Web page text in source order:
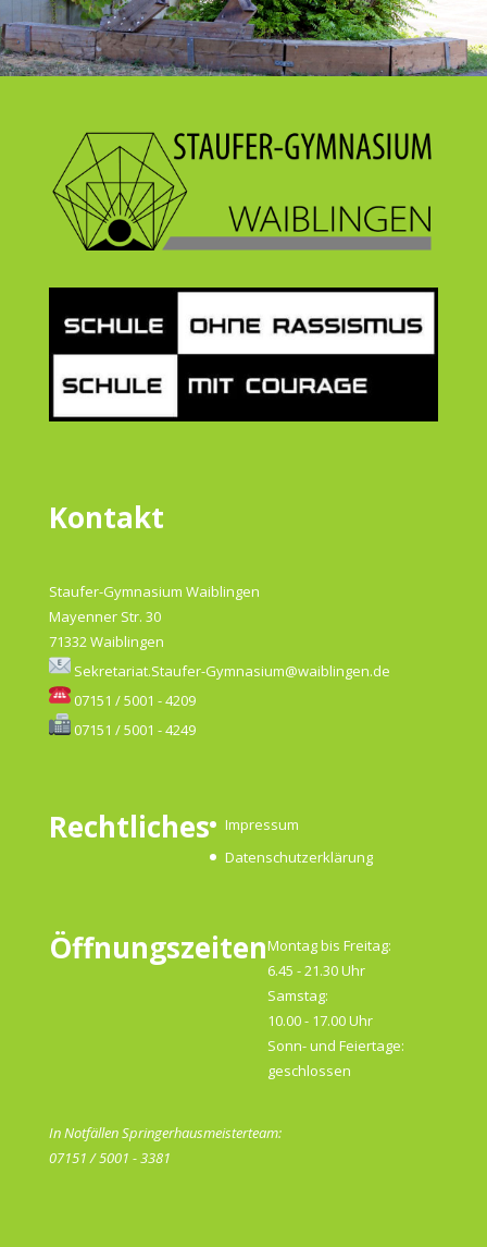
Kontakt
Staufer-Gymnasium Waiblingen
Mayenner Str. 30
71332 Waiblingen
Sekretariat.Staufer-Gymnasium@waiblingen.de
07151 / 5001 - 4209
07151 / 5001 - 4249
Rechtliches
Impressum
Datenschutzerklärung
ÖffnungszeitenMontag bis Freitag:
6.45 - 21.30 Uhr
Samstag:
10.00 - 17.00 Uhr
Sonn- und Feiertage:
geschlossen
In Notfällen Springerhausmeisterteam:
07151 / 5001 - 3381